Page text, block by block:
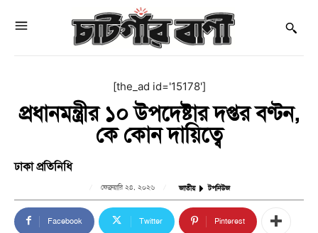
[the_ad id='15178']
প্রধানমন্ত্রীর ১০ উপদেষ্টার দপ্তর বণ্টন,
কে কোন দায়িত্বে
ঢাকা প্রতিনিধি
ফেব্রুয়ারি ২৪, ২০২৬ জাতীয় টপনিউজ
Facebook Twitter Pinterest